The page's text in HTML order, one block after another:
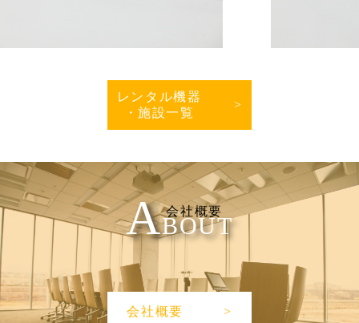
レンタル機器
・施設一覧
>
ABOUT
会社概要
会社概要 >